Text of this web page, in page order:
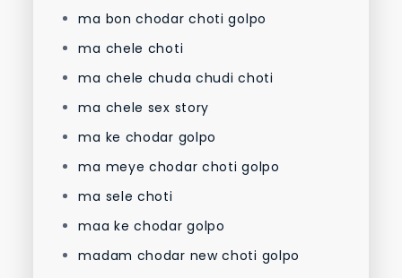
ma bon chodar choti golpo
ma chele choti
ma chele chuda chudi choti
ma chele sex story
ma ke chodar golpo
ma meye chodar choti golpo
ma sele choti
maa ke chodar golpo
madam chodar new choti golpo